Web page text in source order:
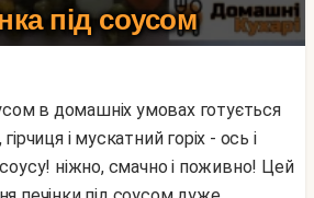
під соусом
і мускатний горіх - ось і
ніжно, смачно і поживно! Цей